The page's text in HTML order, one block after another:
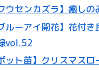
ウセンカズラ】癒し
ルーアイ開花】花付
vol.52
ット苗】クリスマス